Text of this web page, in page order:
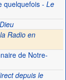
quelquefois- Le
Radio en
de Notre-
depuis le